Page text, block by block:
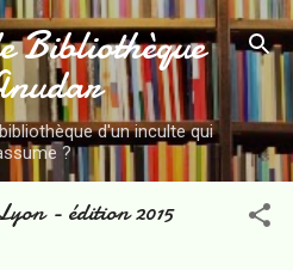
contenu principal
Bibliothèque
d'un inculte qui
?
- édition 2015